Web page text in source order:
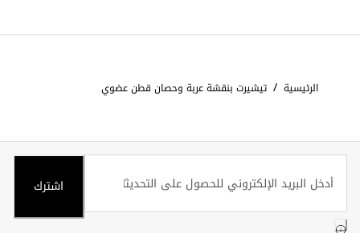
الرئيسية / تيشيرت بنقشة عربة وحصان قطن عضوي
اشترك